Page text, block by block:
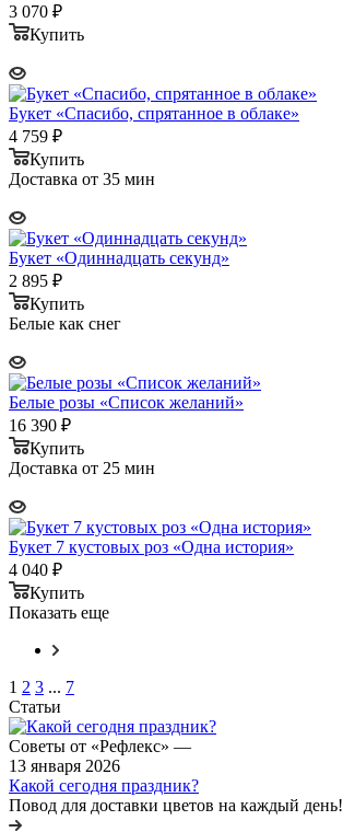
3 070 ₽
Купить
Букет «Спасибо, спрятанное в облаке»
4 759 ₽
Купить
Доставка от 35 мин
Букет «Одиннадцать секунд»
2 895 ₽
Купить
Белые как снег
Белые розы «Список желаний»
16 390 ₽
Купить
Доставка от 25 мин
Букет 7 кустовых роз «Одна история»
4 040 ₽
Купить
Показать еще
1 2 3 ... 7
Статьи
Советы от «Рефлекс» —
13 января 2026
Какой сегодня праздник?
Повод для доставки цветов на каждый день!